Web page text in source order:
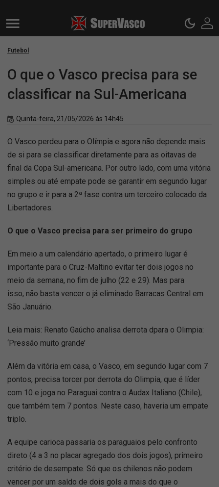
Futebol
O que o Vasco precisa para se
classificar na Sul-Americana
Quinta-feira, 21/05/2026 às 14h45
O Vasco perdeu para o Olímpia e agora não depende mais
de si para se classificar diretamente para as oitavas de
final da Copa Sul-americana. Por outro lado, com uma vitória
simples ou até empate pode se garantir em segundo lugar
no grupo e ir para a 2ª fase contra um terceiro colocado da
Libertadores.
O que o Vasco precisa para ser primeiro do grupo
Em meio a um calendário apertado, o primeiro lugar é
importante para o Cruz-Maltino evitar ter dois jogos no
meio da semana, no fim de julho (22 e 29). Mas para
isso, não basta vencer o já eliminado Barracas Central em
São Januário.
Leia mais: Renato Gaúcho analisa derrota dpara o Olimpia:
‘Pressão muito grande’
Além da vitória em casa, o Vasco, em segundo lugar com 7
pontos, precisa torcer por derrota do Olimpia, que é líder
com 10 e joga no Paraguai contra o Audax Italiano (Chile),
que também tem 7 pontos. Neste caso, haveria um empate
triplo.
A equipe carioca passaria os paraguaios pelo confronto
direto (4 a 3 no placar agregado dos dois jogos), primeiro
critério de desempate. Só que os chilenos não podem
vencer por um saldo de dois gols a mais do que o